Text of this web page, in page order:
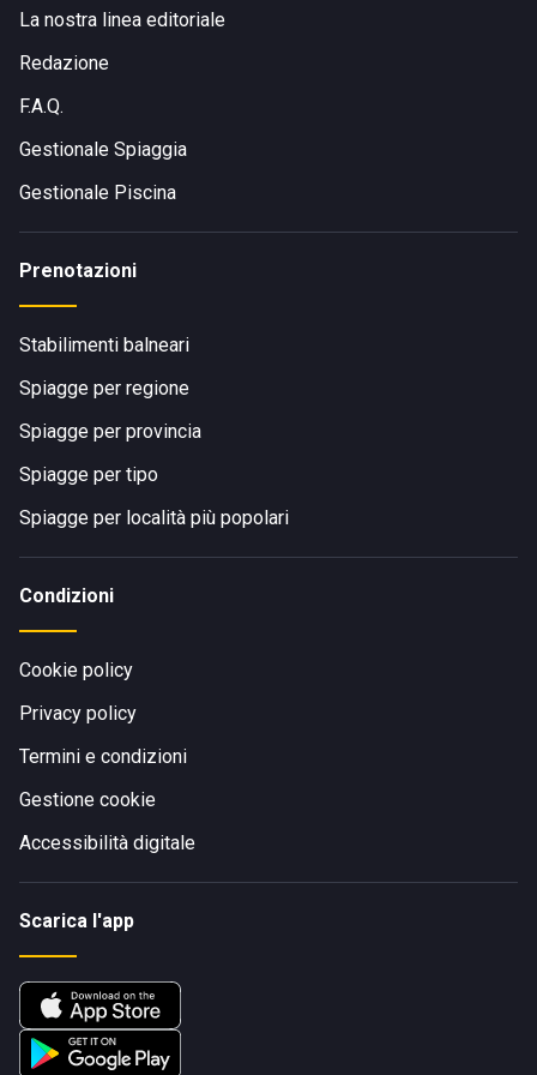
La nostra linea editoriale
Redazione
F.A.Q.
Gestionale Spiaggia
Gestionale Piscina
Prenotazioni
Stabilimenti balneari
Spiagge per regione
Spiagge per provincia
Spiagge per tipo
Spiagge per località più popolari
Condizioni
Cookie policy
Privacy policy
Termini e condizioni
Gestione cookie
Accessibilità digitale
Scarica l'app